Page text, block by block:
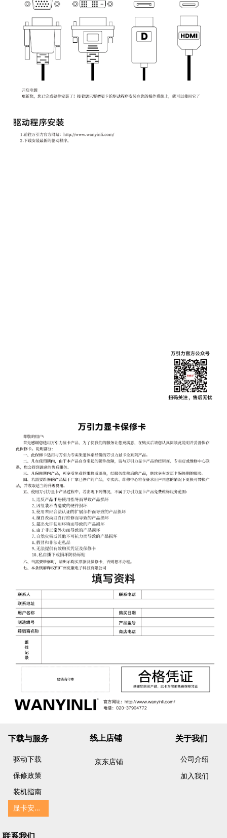
下载与服务
驱动下载
保修政策
装机指南
显
卡安装简易指南
京东店铺
线上店铺
公司介绍
加入我们
关于我们
联系我们